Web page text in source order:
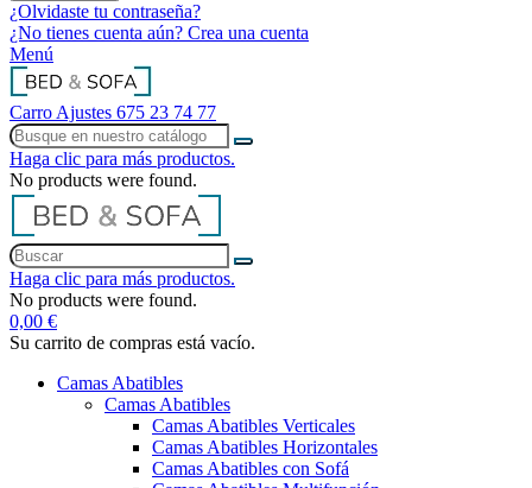
¿Olvidaste tu contraseña?
¿No tienes cuenta aún? Crea una cuenta
Menú
CarroAjustes 675 23 74 77
Haga clic para más productos.
No products were found.
Haga clic para más productos.
No products were found.
0,00 €
Su carrito de compras está vacío.
Camas Abatibles
Camas Abatibles
Camas Abatibles Verticales
Camas Abatibles Horizontales
Camas Abatibles con Sofá